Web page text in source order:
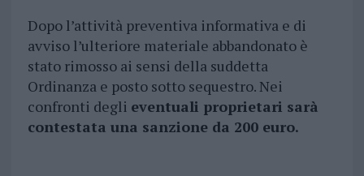
Dopo l’attività preventiva informativa e di
avviso l’ulteriore materiale abbandonato è
stato rimosso ai sensi della suddetta
Ordinanza e posto sotto sequestro. Nei
confronti degli eventuali proprietari sarà
contestata una sanzione da 200 euro.